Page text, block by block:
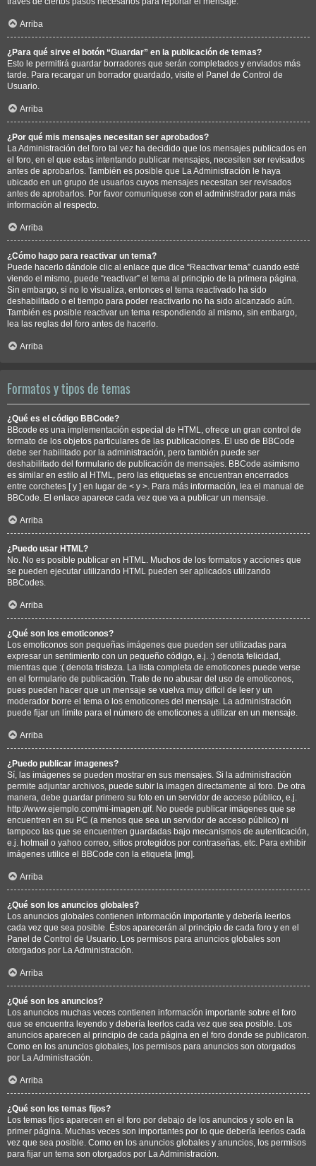
Arriba
¿Para qué sirve el botón “Guardar” en la publicación de temas?
Esto le permitirá guardar borradores que serán completados y enviados más
tarde. Para recargar un borrador guardado, visite el Panel de Control de
Usuario.
Arriba
¿Por qué mis mensajes necesitan ser aprobados?
La Administración del foro tal vez ha decidido que los mensajes publicados en
el foro, en el que estas intentando publicar mensajes, necesiten ser revisados
antes de aprobarlos. También es posible que La Administración le haya
ubicado en un grupo de usuarios cuyos mensajes necesitan ser revisados
antes de aprobarlos. Por favor comuníquese con el administrador para más
información al respecto.
Arriba
¿Cómo hago para reactivar un tema?
Puede hacerlo dándole clic al enlace que dice “Reactivar tema” cuando esté
viendo el mismo, puede “reactivar” el tema al principio de la primera página.
Sin embargo, si no lo visualiza, entonces el tema reactivado ha sido
deshabilitado o el tiempo para poder reactivarlo no ha sido alcanzado aún.
También es posible reactivar un tema respondiendo al mismo, sin embargo,
lea las reglas del foro antes de hacerlo.
Arriba
Formatos y tipos de temas
¿Qué es el código BBCode?
BBcode es una implementación especial de HTML, ofrece un gran control de
formato de los objetos particulares de las publicaciones. El uso de BBCode
debe ser habilitado por la administración, pero también puede ser
deshabilitado del formulario de publicación de mensajes. BBCode asimismo
es similar en estilo al HTML, pero las etiquetas se encuentran encerrados
entre corchetes [ y ] en lugar de < y >. Para más información, lea el manual de
BBCode. El enlace aparece cada vez que va a publicar un mensaje.
Arriba
¿Puedo usar HTML?
No. No es posible publicar en HTML. Muchos de los formatos y acciones que
se pueden ejecutar utilizando HTML pueden ser aplicados utilizando
BBCodes.
Arriba
¿Qué son los emoticonos?
Los emoticonos son pequeñas imágenes que pueden ser utilizadas para
expresar un sentimiento con un pequeño código, e.j. :) denota felicidad,
mientras que :( denota tristeza. La lista completa de emoticones puede verse
en el formulario de publicación. Trate de no abusar del uso de emoticonos,
pues pueden hacer que un mensaje se vuelva muy difícil de leer y un
moderador borre el tema o los emoticones del mensaje. La administración
puede fijar un límite para el número de emoticones a utilizar en un mensaje.
Arriba
¿Puedo publicar imagenes?
Sí, las imágenes se pueden mostrar en sus mensajes. Si la administración
permite adjuntar archivos, puede subir la imagen directamente al foro. De otra
manera, debe guardar primero su foto en un servidor de acceso público, e.j.
http://www.ejemplo.com/mi-imagen.gif. No puede publicar imágenes que se
encuentren en su PC (a menos que sea un servidor de acceso público) ni
tampoco las que se encuentren guardadas bajo mecanismos de autenticación,
e.j. hotmail o yahoo correo, sitios protegidos por contraseñas, etc. Para exhibir
imágenes utilice el BBCode con la etiqueta [img].
Arriba
¿Qué son los anuncios globales?
Los anuncios globales contienen información importante y debería leerlos
cada vez que sea posible. Éstos aparecerán al principio de cada foro y en el
Panel de Control de Usuario. Los permisos para anuncios globales son
otorgados por La Administración.
Arriba
¿Qué son los anuncios?
Los anuncios muchas veces contienen información importante sobre el foro
que se encuentra leyendo y debería leerlos cada vez que sea posible. Los
anuncios aparecen al principio de cada página en el foro donde se publicaron.
Como en los anuncios globales, los permisos para anuncios son otorgados
por La Administración.
Arriba
¿Qué son los temas fijos?
Los temas fijos aparecen en el foro por debajo de los anuncios y solo en la
primer página. Muchas veces son importantes por lo que debería leerlos cada
vez que sea posible. Como en los anuncios globales y anuncios, los permisos
para fijar un tema son otorgados por La Administración.